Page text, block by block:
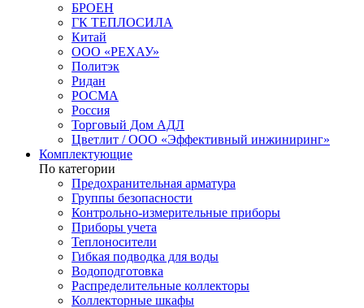
БРОЕН
ГК ТЕПЛОСИЛА
Китай
ООО «РЕХАУ»
Политэк
Ридан
РОСМА
Россия
Торговый Дом АДЛ
Цветлит / ООО «Эффективный инжиниринг»
Комплектующие
По категории
Предохранительная арматура
Группы безопасности
Контрольно-измерительные приборы
Приборы учета
Теплоносители
Гибкая подводка для воды
Водоподготовка
Распределительные коллекторы
Коллекторные шкафы